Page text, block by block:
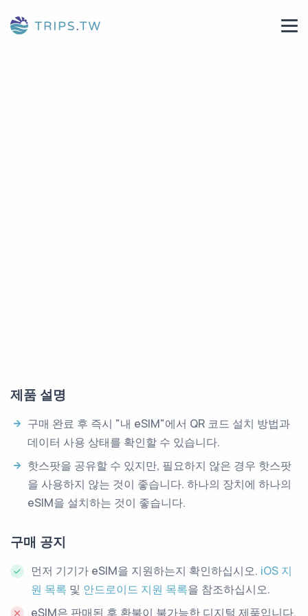
제품 설명
구매 완료 후 즉시 "내 eSIM"에서 QR 코드 설치 방법과
데이터 사용 상태를 확인할 수 있습니다.
핫스팟을 공유할 수 있지만, 필요하지 않은 경우 핫스팟
을 사용하지 않는 것이 좋습니다. 하나의 장치에 하나의
eSIM을 설치하는 것이 좋습니다.
구매 공지
먼저 기기가 eSIM을 지원하는지 확인하십시오. iOS 지
원 목록 및 안드로이드 지원 목록을 참조하십시오.
eSIM은 판매된 후 환불이 불가능한 디지털 제품입니다.